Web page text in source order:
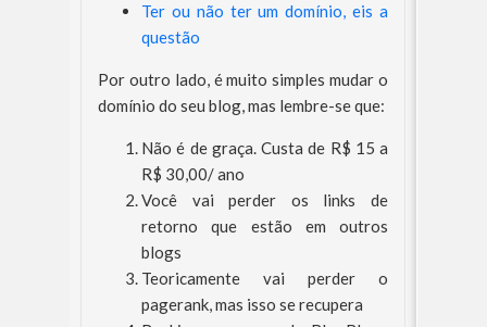
Ter ou não ter um domínio, eis a
questão
Por outro lado, é muito simples mudar o
domínio do seu blog, mas lembre-se que:
Não é de graça. Custa de R$ 15 a
R$ 30,00/ ano
Você vai perder os links de
retorno que estão em outros
blogs
Teoricamente vai perder o
pagerank, mas isso se recupera